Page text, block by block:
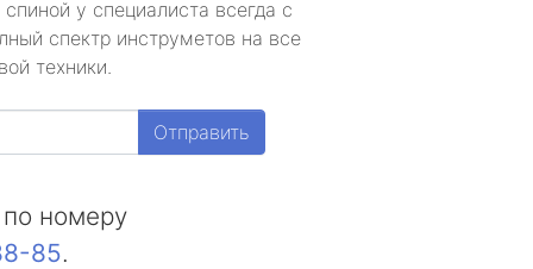
у специалиста всегда с
спектр инструметов на все
техники.
Отправить
номеру
85.